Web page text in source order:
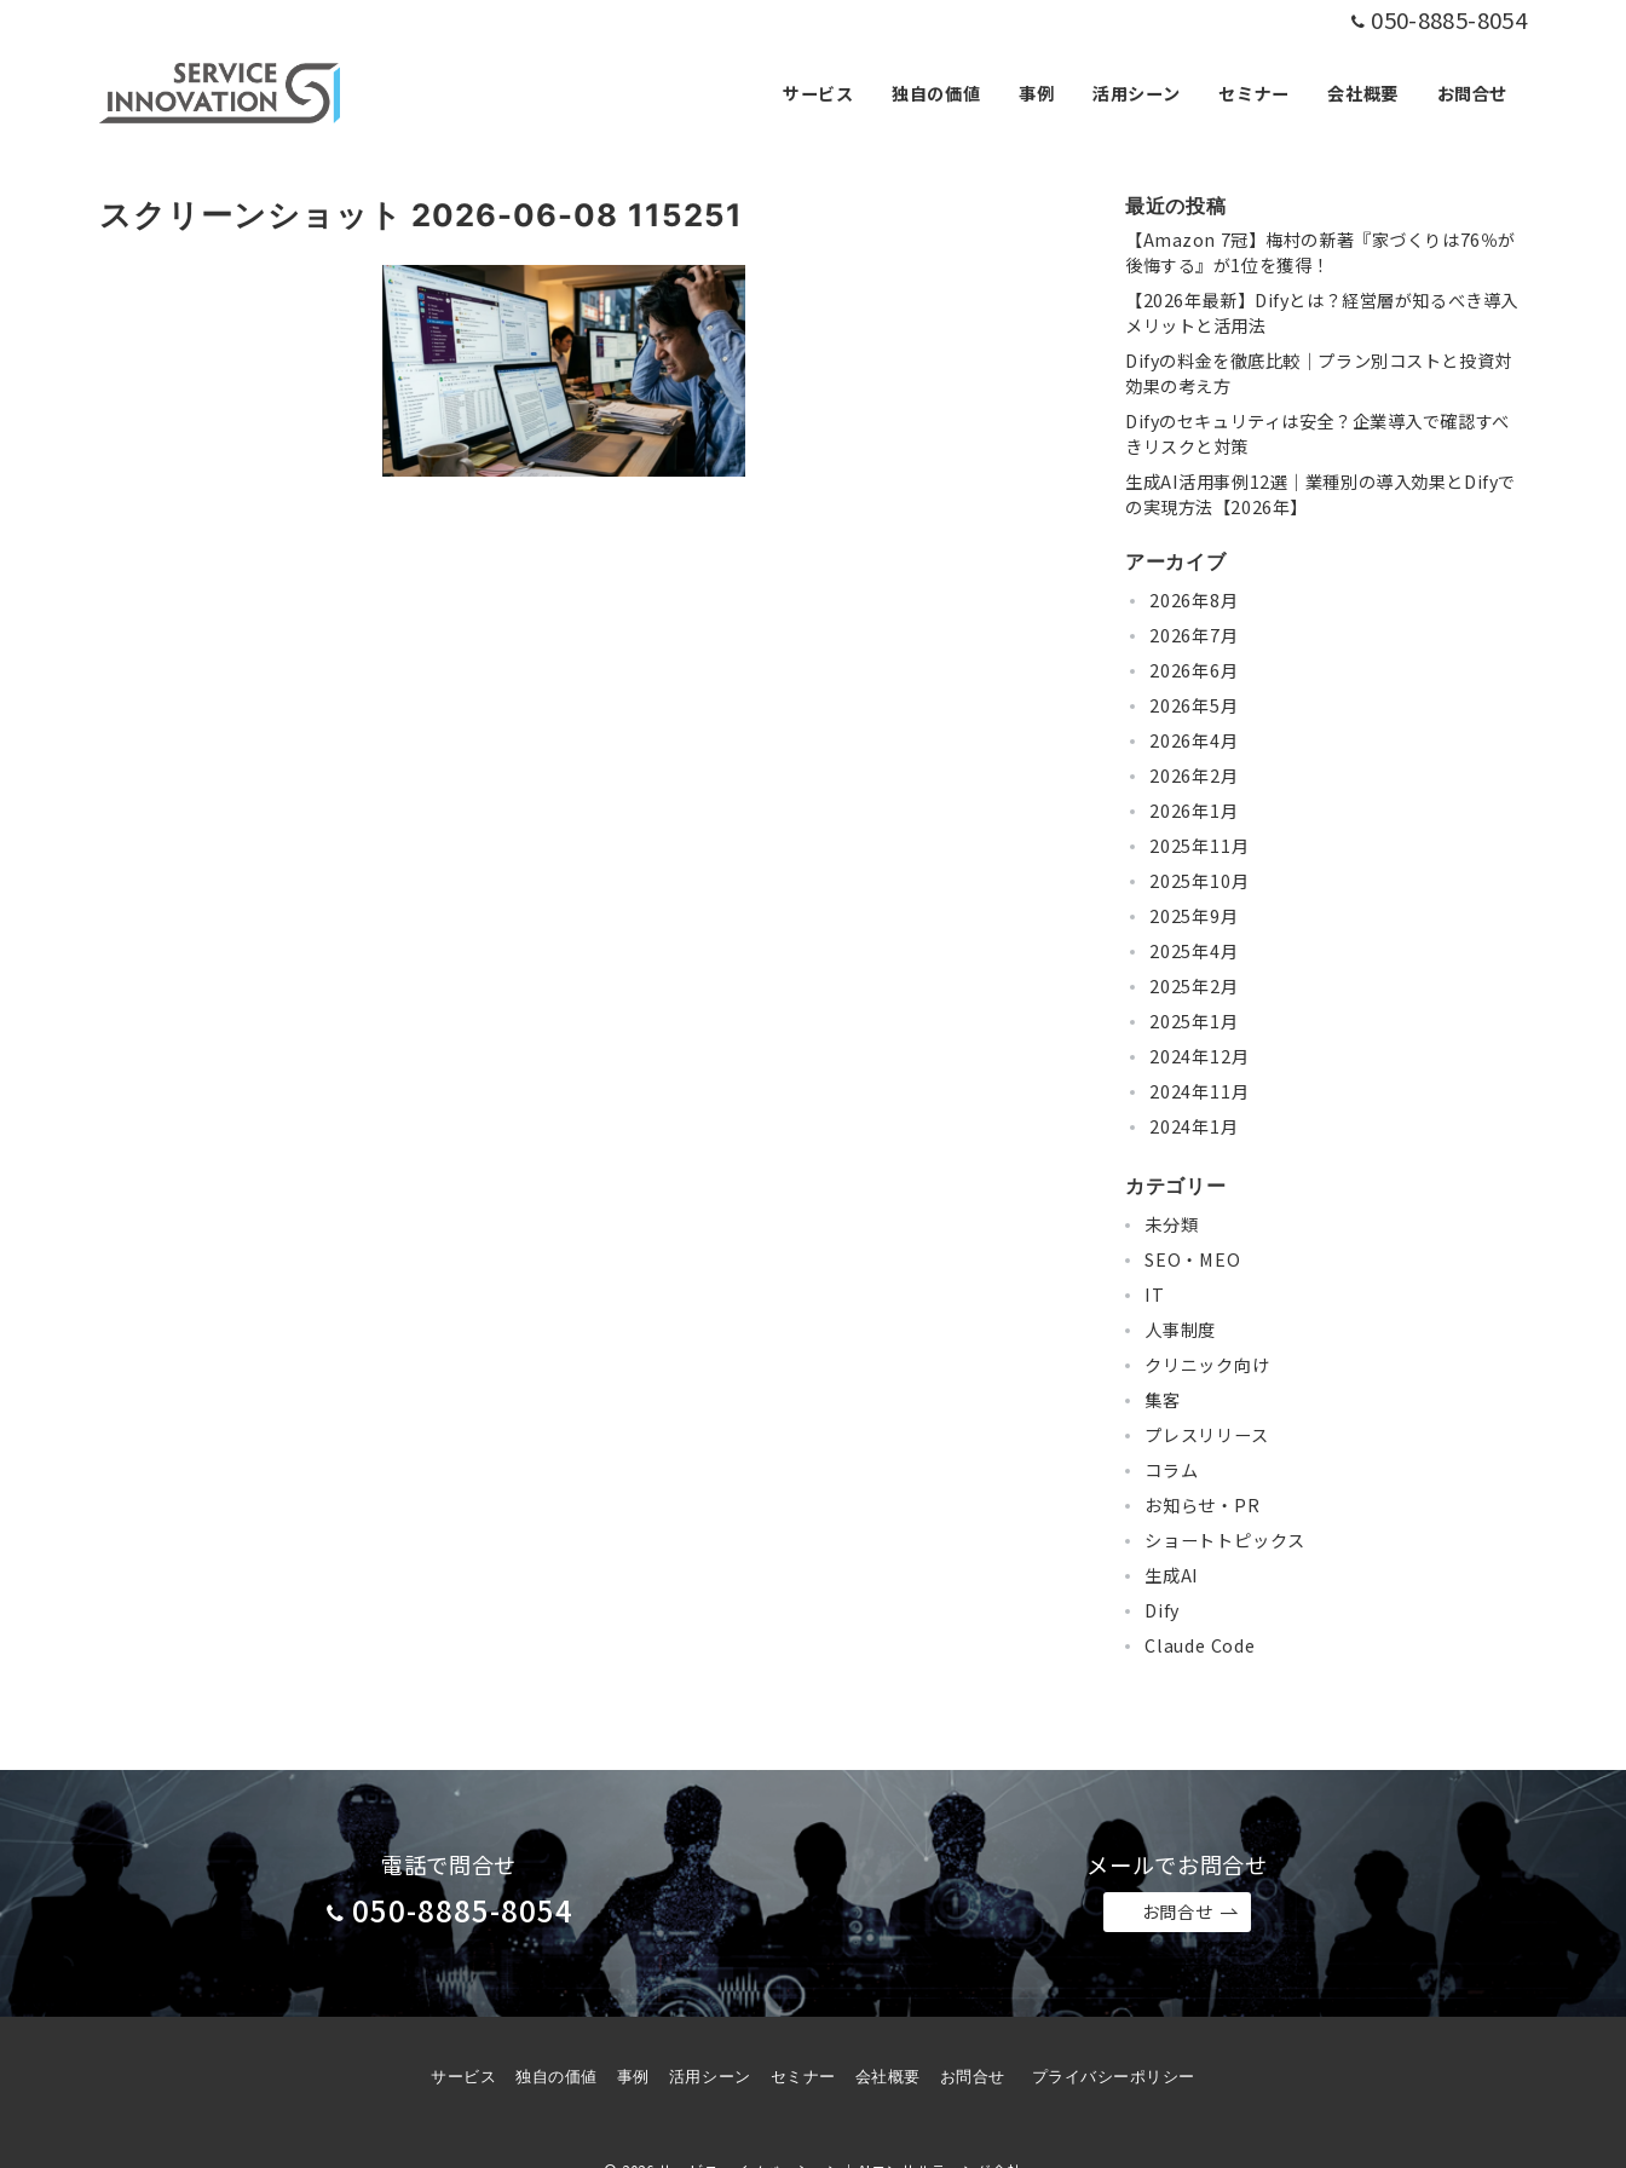
050-8885-8054
サービス 独自の価値 事例 活用シーン セミナー 会社概要 お問合せ
スクリーンショット 2026-06-08 115251
最近の投稿
【Amazon 7冠】梅村の新著『家づくりは76％が
後悔する』が1位を獲得！
【2026年最新】Difyとは？経営層が知るべき導入
メリットと活用法
Difyの料金を徹底比較｜プラン別コストと投資対
効果の考え方
Difyのセキュリティは安全？企業導入で確認すべ
きリスクと対策
生成AI活用事例12選｜業種別の導入効果とDifyで
の実現方法【2026年】
アーカイブ
2026年8月
2026年7月
2026年6月
2026年5月
2026年4月
2026年2月
2026年1月
2025年11月
2025年10月
2025年9月
2025年4月
2025年2月
2025年1月
2024年12月
2024年11月
2024年1月
カテゴリー
未分類
SEO・MEO
IT
人事制度
クリニック向け
集客
プレスリリース
コラム
お知らせ・PR
ショートトピックス
生成AI
Dify
Claude Code
電話で問合せ
050-8885-8054
メールでお問合せ
お問合せ
サービス 独自の価値 事例 活用シーン セミナー 会社概要 お問合せ プライバシーポリシー